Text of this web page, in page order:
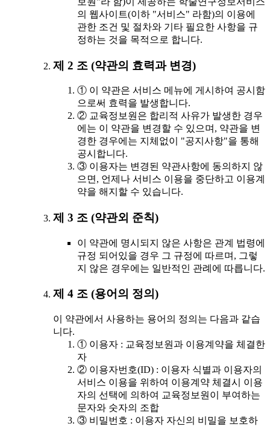
의 웹사이트(이하 "서비스" 라함)의 이용에
관한 조건 및 절차와 기타 필요한 사항을 규
정하는 것을 목적으로 합니다.
제 2 조 (약관의 효력과 변경)
① 이 약관은 서비스 메뉴에 게시하여 공시함
으로써 효력을 발생합니다.
② 교육정보원은 합리적 사유가 발생한 경우
에는 이 약관을 변경할 수 있으며, 약관을 변
경한 경우에는 지체없이 "공지사항"을 통해
공시합니다.
③ 이용자는 변경된 약관사항에 동의하지 않
으면, 언제나 서비스 이용을 중단하고 이용계
약을 해지할 수 있습니다.
제 3 조 (약관외 준칙)
이 약관에 명시되지 않은 사항은 관계 법령에
규정 되어있을 경우 그 규정에 따르며, 그렇
지 않은 경우에는 일반적인 관례에 따릅니다.
제 4 조 (용어의 정의)
이 약관에서 사용하는 용어의 정의는 다음과 같습
니다.
① 이용자 : 교육정보원과 이용계약을 체결한
자
② 이용자번호(ID) : 이용자 식별과 이용자의
서비스 이용을 위하여 이용계약 체결시 이용
자의 선택에 의하여 교육정보원이 부여하는
문자와 숫자의 조합
③ 비밀번호 : 이용자 자신의 비밀을 보호하